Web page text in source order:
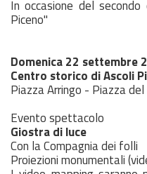
In occasione del
Piceno"
Domenica 22 settembre
Centro storico di Ascoli
Piazza Arringo - Piazza
Evento spettacolo
Giostra di luce
Con la Compagnia dei folli
Proiezioni monumentali